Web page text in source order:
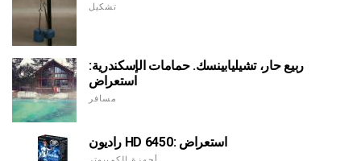
تشكيل
ربيع حار، تشيليابينسك. حمامات الإسكندرية:
استعراض
مسافر
راديون HD 6450: استعراض